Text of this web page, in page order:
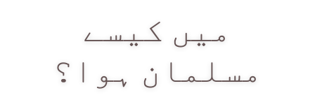
میں کیسے
مسلمان ہوا؟